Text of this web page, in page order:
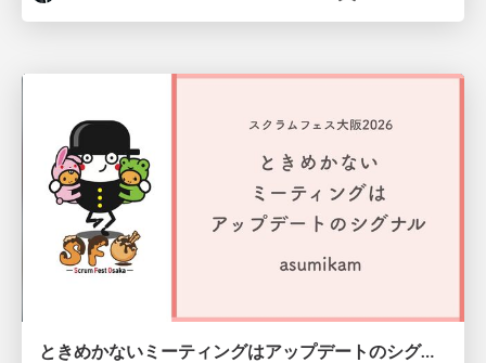
ときめかないミーティングはアップデートのシグナル #scrumosaka